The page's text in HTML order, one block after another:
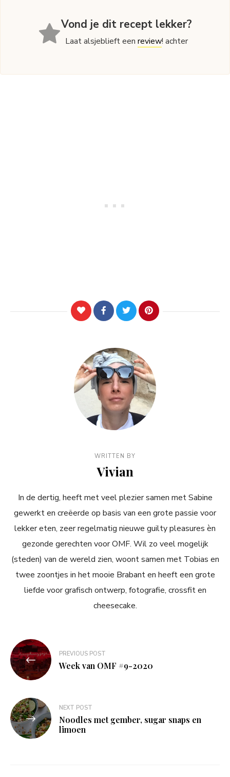
Vond je dit recept lekker?
Laat alsjeblieft eenreview! achter
WRITTEN BY
Vivian
In de dertig, heeft met veel plezier samen met Sabine
gewerkt en creëerde op basis van een grote passie voor
lekker eten, zeer regelmatig nieuwe guilty pleasures èn
gezonde gerechten voor OMF. Wil zo veel mogelijk
(steden) van de wereld zien, woont samen met Tobias en
twee zoontjes in het mooie Brabant en heeft een grote
liefde voor grafisch ontwerp, fotografie, crossfit en
cheesecake.
Bericht
navigatie
PREVIOUS POST
Week van OMF #9-2020
NEXT POST
Noodles met gember, sugar snaps en
limoen